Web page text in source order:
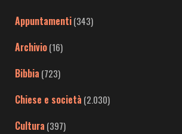
Appuntamenti(343)
Archivio(16)
Bibbia (723)
Chiese e società (2.030)
Cultura (397)